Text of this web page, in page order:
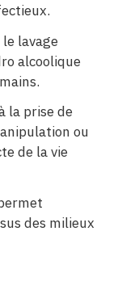
le lavage
alcoolique
la prise de
ou
de la vie
des milieux